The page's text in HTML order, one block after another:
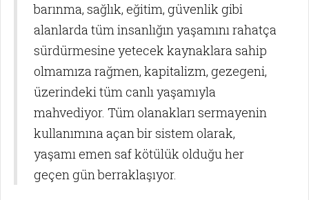
barınma, sağlık, eğitim, güvenlik gibi
alanlarda tüm insanlığın yaşamını rahatça
sürdürmesine yetecek kaynaklara sahip
olmamıza rağmen, kapitalizm, gezegeni,
üzerindeki tüm canlı yaşamıyla
mahvediyor. Tüm olanakları sermayenin
kullanımına açan bir sistem olarak,
yaşamı emen saf kötülük olduğu her
geçen gün berraklaşıyor.